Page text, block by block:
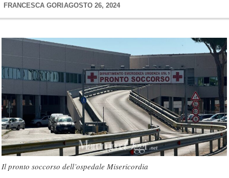
FRANCESCA GORI AGOSTO 26, 2024
Il pronto soccorso dell’ospedale Misericordia